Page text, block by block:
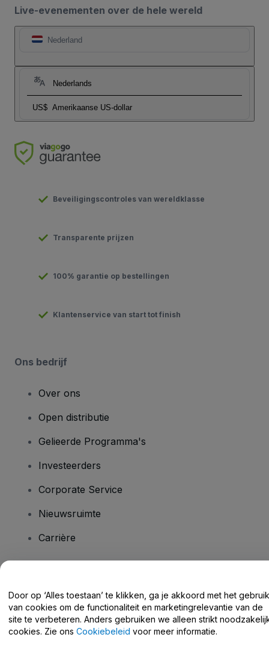
Live-evenementen over de hele wereld
Nederland
Nederlands
US$ Amerikaanse US-dollar
Beveiligingscontroles van wereldklasse
Transparente prijzen
100% garantie op bestellingen
Klantenservice van start tot finish
Ons bedrijf
Over ons
Open distributie
Gelieerde Programma's
Investeerders
Corporate Service
Nieuwsruimte
Carrière
Helpcentrum / Neem Contact Met Ons Op
Door op ‘Alles toestaan’ te klikken, ga je akkoord met het gebruik
van cookies om de functionaliteit en marketingrelevantie van de
site te verbeteren. Anders gebruiken we alleen strikt
cookies. Zie ons Cookiebeleid voor meer informatie.